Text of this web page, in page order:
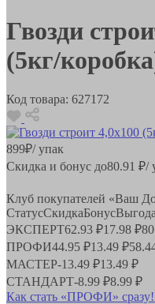
Гвозди
(5кг/
Код товара: 627172
899₽/ упак
Скидка и бонус до80.91 ₽/
Клуб покупателей «Ваш
СтатусСкидкаБонусВыгода
ЭКСПЕРТ62.93 ₽17.98 ₽
ПРОФИ44.95 ₽13.49 ₽
МАСТЕР-13.49 ₽13.49 ₽
СТАНДАРТ-8.99 ₽8.99 ₽
Как стать «ПРОФИ» сразу!